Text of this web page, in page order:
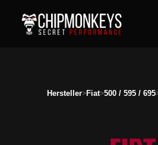
Hersteller>Fiat>500 / 595 / 695